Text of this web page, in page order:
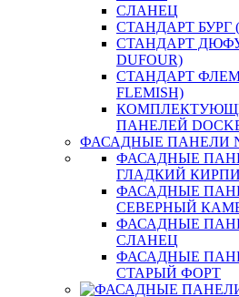
СЛАНЕЦ
СТАНДАРТ БУРГ
СТАНДАРТ
DUFOUR)
СТАНДАРТ
FLEMISH)
ПАНЕЛЕЙ
ФАСАДНЫЕ ПАНЕЛИ
ФАСАДНЫЕ
ГЛАДКИЙ
ФАСАДНЫЕ
СЕВЕРНЫЙ
ФАСАДНЫЕ
СЛАНЕЦ
ФАСАДНЫЕ
СТАРЫЙ ФОРТ